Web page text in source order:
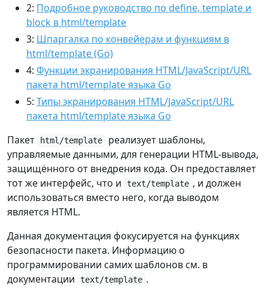
2: Подробное руководство по define, template и
block в html/template
3: Шпаргалка по конвейерам и функциям в
html/template (Go)
4: Функции экранирования HTML/JavaScript/URL
пакета html/template языка Go
5: Типы экранирования HTML/JavaScript/URL
пакета html/template языка Go
Пакет
html/template
реализует шаблоны,
управляемые данными, для генерации HTML-вывода,
защищённого от внедрения кода. Он предоставляет
тот же интерфейс, что и
text/template , и должен
использоваться вместо него, когда выводом
является HTML.
Данная документация фокусируется на функциях
безопасности пакета. Информацию о
программировании самих шаблонов см. в
документации
text/template .